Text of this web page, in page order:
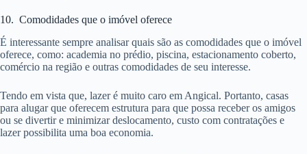
10. Comodidades que o imóvel oferece
É interessante sempre analisar quais são as comodidades que o imóvel
oferece, como: academia no prédio, piscina, estacionamento coberto,
comércio na região e outras comodidades de seu interesse.
Tendo em vista que, lazer é muito caro em Angical. Portanto, casas
para alugar que oferecem estrutura para que possa receber os amigos
ou se divertir e minimizar deslocamento, custo com contratações e
lazer possibilita uma boa economia.